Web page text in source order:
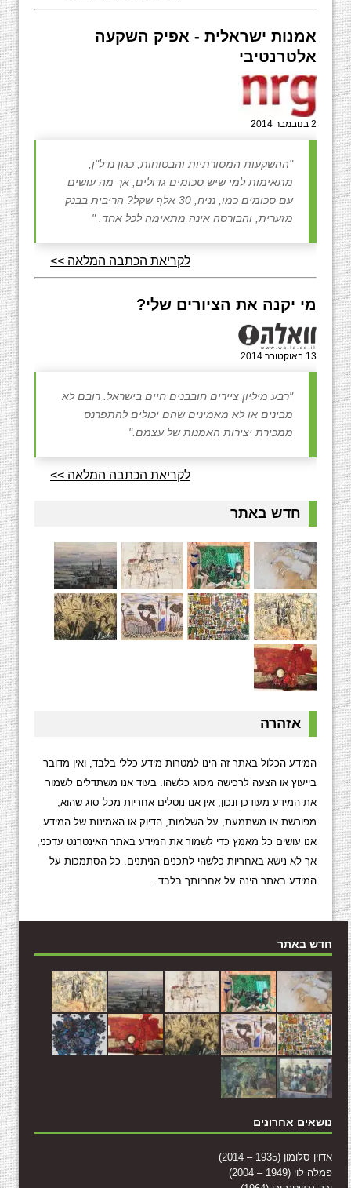
אמנות ישראלית - אפיק השקעה
אלטרנטיבי
2 בנובמבר 2014
"ההשקעות המסורתיות והבטוחות, כגון נדל"ן,
מתאימות למי שיש סכומים גדולים, אך מה עושים
עם סכומים כמו, נניח, 30 אלף שקל? הריבית בבנק
מזערית, והבורסה אינה מתאימה לכל אחד. "
לקריאת הכתבה המלאה >>
מי יקנה את הציורים שלי?
13 באוקטובר 2014
"רבע מיליון ציירים חובבנים חיים בישראל. רובם לא
מבינים או לא מאמינים שהם יכולים להתפרנס
ממכירת יצירות האמנות של עצמם."
לקריאת הכתבה המלאה >>
חדש באתר
אזהרה
המידע הכלול באתר זה הינו למטרות מידע כללי בלבד, ואין מדובר
בייעוץ או הצעה לרכישה מסוג כלשהו. בעוד אנו משתדלים לשמור
את המידע מעודכן ונכון, אין אנו נוטלים אחריות מכל סוג שהוא,
מפורשת או משתמעת, על השלמות, הדיוק או האמינות של המידע.
אנו עושים כל מאמץ כדי לשמור את המידע באתר האינטרנט עדכני,
אך לא נישא באחריות כלשהי לתכנים הניתנים. כל הסתמכות על
המידע באתר הינה על אחריותך בלבד.
חדש באתר
נושאים אחרונים
אדוין סלומון (1935 – 2014)
פמלה לוי (1949 – 2004)